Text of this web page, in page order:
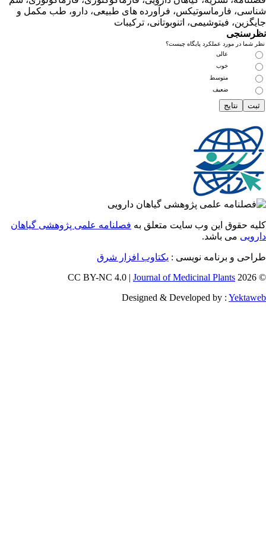
فارماسوتیکس، فرآورده های طبیعی، دارو، طب مکمل و
فیتوشیمی، اتنوبوتانی، ترکیبات
در مورد عملکرد پایگاه چیست؟
متوسط
ضعیف
حقوق این وب سایت متعلق بهفصلنامه علمی پژوهشی گیاهان
می باشد.
و برنامه نویسی :یکتاوب افزار شرق
Journal of Medicinal Plants
Designed & Developed by :